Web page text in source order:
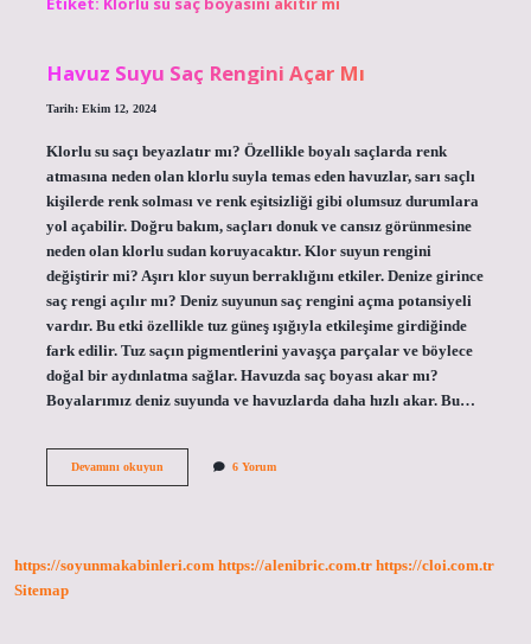
Havuz Suyu Saç Rengini Açar Mı
Tarih: Ekim 12, 2024
Klorlu su saçı beyazlatır mı? Özellikle boyalı saçlarda renk
atmasına neden olan klorlu suyla temas eden havuzlar, sarı saçlı
kişilerde renk solması ve renk eşitsizliği gibi olumsuz durumlara
yol açabilir. Doğru bakım, saçları donuk ve cansız görünmesine
neden olan klorlu sudan koruyacaktır. Klor suyun rengini
değiştirir mi? Aşırı klor suyun berraklığını etkiler. Denize girince
saç rengi açılır mı? Deniz suyunun saç rengini açma potansiyeli
vardır. Bu etki özellikle tuz güneş ışığıyla etkileşime girdiğinde
fark edilir. Tuz saçın pigmentlerini yavaşça parçalar ve böylece
doğal bir aydınlatma sağlar. Havuzda saç boyası akar mı?
Boyalarımız deniz suyunda ve havuzlarda daha hızlı akar. Bu…
Devamını okuyunHavuz
6 Yorum
https://soyunmakabinleri.com https://alenibric.com.tr https://cloi.com.tr
Sitemap